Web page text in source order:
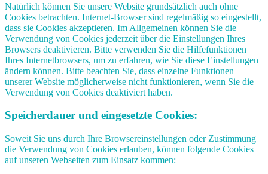
Natürlich können Sie unsere Website grundsätzlich auch ohne
Cookies betrachten. Internet-Browser sind regelmäßig so eingestellt,
dass sie Cookies akzeptieren. Im Allgemeinen können Sie die
Verwendung von Cookies jederzeit über die Einstellungen Ihres
Browsers deaktivieren. Bitte verwenden Sie die Hilfefunktionen
Ihres Internetbrowsers, um zu erfahren, wie Sie diese Einstellungen
ändern können. Bitte beachten Sie, dass einzelne Funktionen
unserer Website möglicherweise nicht funktionieren, wenn Sie die
Verwendung von Cookies deaktiviert haben.
Speicherdauer und eingesetzte Cookies:
Soweit Sie uns durch Ihre Browsereinstellungen oder Zustimmung
die Verwendung von Cookies erlauben, können folgende Cookies
auf unseren Webseiten zum Einsatz kommen: